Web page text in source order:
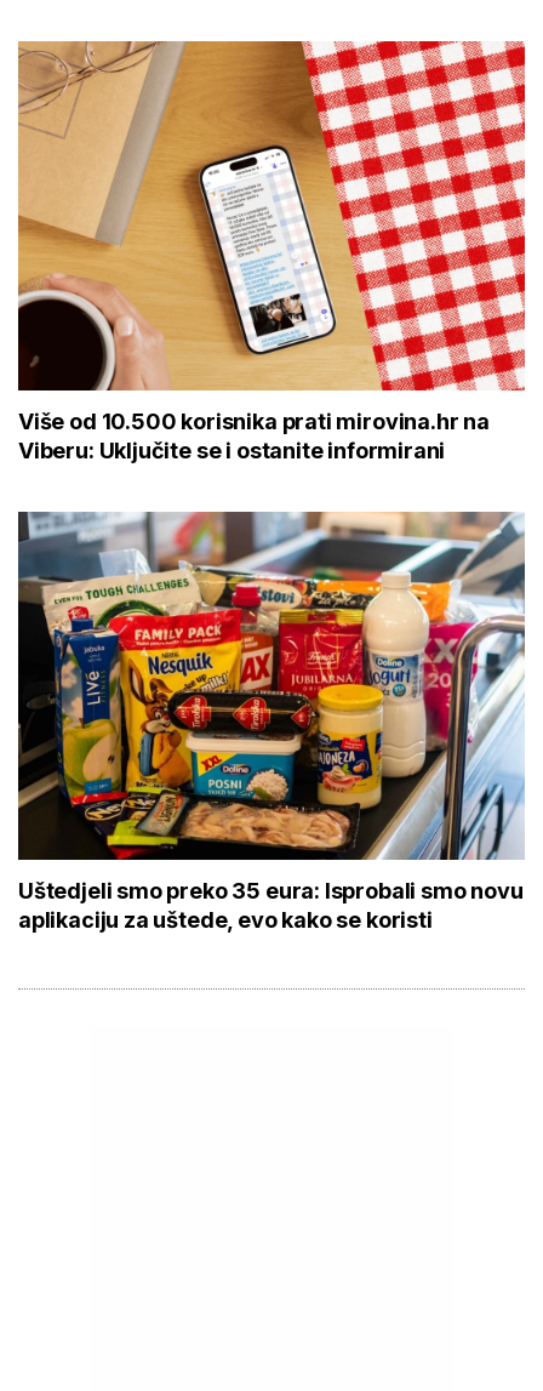
Više od 10.500 korisnika prati mirovina.hr na
Viberu: Uključite se i ostanite informirani
Uštedjeli smo preko 35 eura: Isprobali smo novu
aplikaciju za uštede, evo kako se koristi